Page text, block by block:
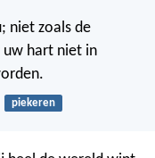
niet zoals de
uw hart niet in
piekeren